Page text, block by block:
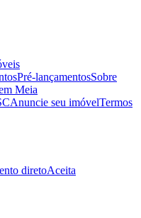
Pré-lançamentosSobre
Meia
Anuncie seu imóvelTermos
diretoAceita